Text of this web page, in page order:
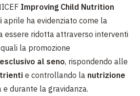
Improving Child Nutrition
aprile ha evidenziato come la
essere ridotta attraverso interventi
la promozione
al seno, rispondendo alle
e controllando la nutrizione
e durante la gravidanza.